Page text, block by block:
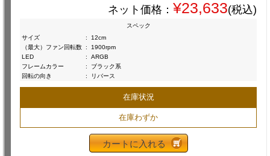
ネット価格： ¥23,633(税込)
スペック
サイズ
:
12cm
（最大）ファン回転数 :
1900rpm
LED
:
ARGB
フレームカラー
:
ブラック系
回転の向き
: リバース
在庫状況
在庫わずか
カートに入れる